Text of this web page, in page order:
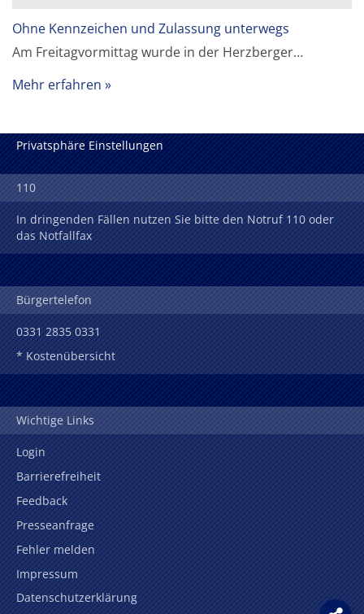
Ohne Kennzeichen und Zulassung unterwegs
Am Freitagvormittag wurde in der Herzberger…
Mehr erfahren
Privatsphäre Einstellungen
110
In dringenden Fällen nutzen Sie bitte den Notruf 110 oder
das Notfallfax
Bürgertelefon
0331 2835 0331
* Kostenübersicht
Wichtige Links
Login
Barrierefreiheit
Feedback
Presseanfrage
Fehler melden
Impressum
Datenschutzerklärung